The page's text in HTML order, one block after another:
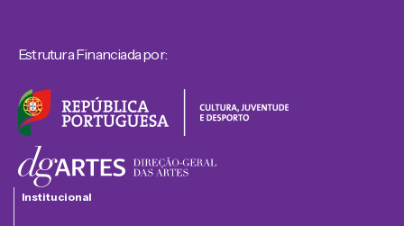
Estrutura Financiada por:
Institucional